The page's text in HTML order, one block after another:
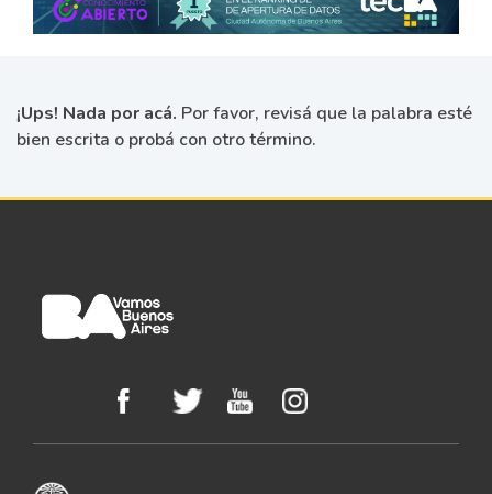
¡Ups! Nada por acá. Por favor, revisá que la palabra esté
bien escrita o probá con otro término.